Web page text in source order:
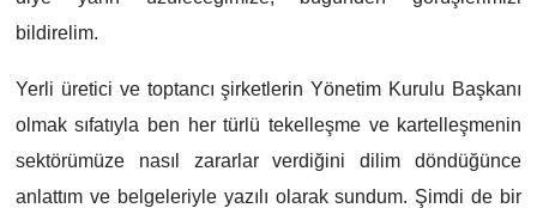
bildirelim.
Yerli üretici ve toptancı şirketlerin Yönetim Kurulu Başkanı
olmak sıfatıyla ben her türlü tekelleşme ve kartelleşmenin
sektörümüze nasıl zararlar verdiğini dilim döndüğünce
anlattım ve belgeleriyle yazılı olarak sundum. Şimdi de bir